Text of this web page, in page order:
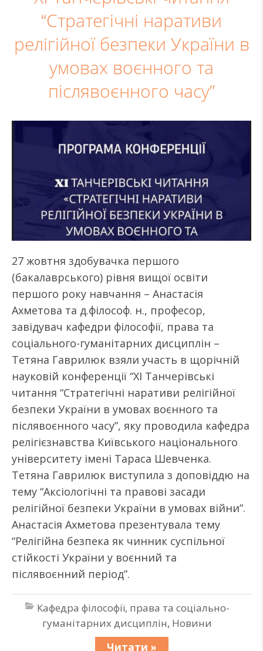
“Стратегічні наративи
релігійної безпеки України в
умовах воєнного та
післявоєнного часу”
27 жовтня здобувачка першого
(бакалаврського) рівня вищої освіти
першого року навчання – Анастасія
Ахметова та д.філософ. н., професор,
завідувач кафедри філософії, права та
соціального-гуманітарних дисциплін –
Тетяна Гаврилюк взяли участь в щорічній
науковій конференції “XI Танчерівські
читання “Стратегічні наративи релігійної
безпеки України в умовах воєнного та
післявоєнного часу”, яку проводила кафедра
релігієзнавства Київського національного
університету імені Тараса Шевченка.
Тетяна Гаврилюк виступила з доповіддю на
тему “Аксіологічні та правові засади
релігійної безпеки України в умовах війни”.
Анастасія Ахметова презентувала тему
“Релігійна безпека як чинник суспільної
стійкості України у воєнний та
післявоєнний період”.
Кафедра філософії, права та соціально-
гуманітарних дисциплін, Новини
Читати »